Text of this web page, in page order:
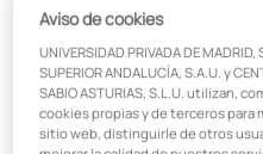
700 horas de formación en
impacto en los negocios
Proyectos reales de
Formación en
Aviso de cookies
UNIVERSIDAD PRIVADA DE
SUPERIOR ANDALUCÍA, S.A.U. y
SABIO ASTURIAS, S.L.U. utilizan,
cookies propias y de terceros para
sitio web, distinguirle de otros